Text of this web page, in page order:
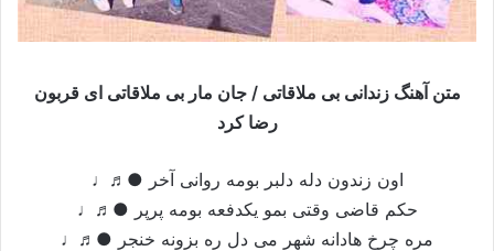
متن آهنگ زندانی بی ملاقاتی / جان مار بی ملاقاتی ای قربون
رضا کرد
اون زندون دله دلبر بومه روانی آخر ●♬♩
حکم قاضی وقتی بمو یکدفعه بومه پرپر ●♬♩
مره چرخ هادانه شهر می دل ره بزونه خنجر ●♬♩